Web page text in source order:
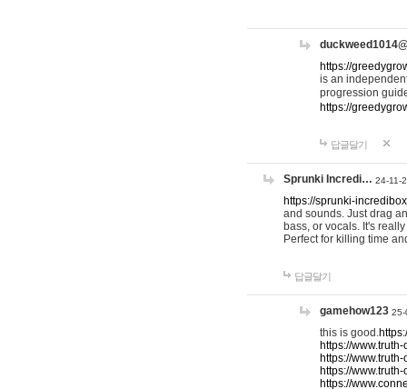
https://
is an
progression
https://
답글달기
Sprunki Incredi… 24-11-
https://sprunki-
and sounds. Just drag
bass, or vocals. It's
Perfect for killing time
답글달기
gamehow123 25-
this is good.
https://
https://
https://
https://